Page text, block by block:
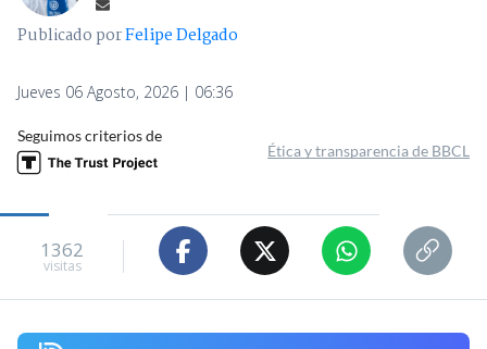
Publicado porFelipe Delgado
Jueves 06 Agosto, 2026 | 06:36
Seguimos criterios de
Ética y transparencia de BBCL
1362
visitas